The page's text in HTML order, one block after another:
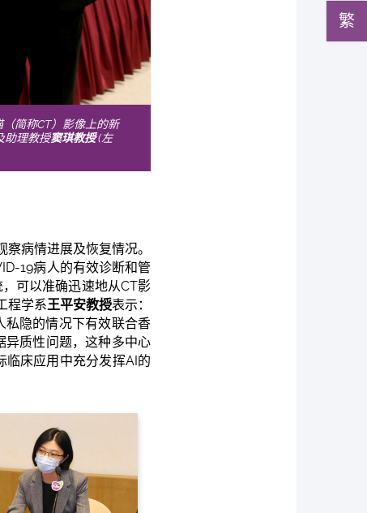
繁
简称CT）影像上的新
助理教授窦琪教授(左
病情进展及恢复情况。
19病人的有效诊断和管
可以准确迅速地从CT影
程学系王平安教授表示：
私隐的情况下有效联合香
异质性问题，这种多中心
临床应用中充分发挥AI的